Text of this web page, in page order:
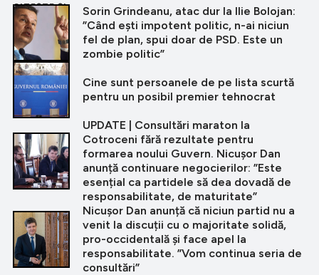
CITEȘTE ȘI
Sorin Grindeanu, atac dur la Ilie Bolojan:
”Când eşti impotent politic, n-ai niciun
fel de plan, spui doar de PSD. Este un
zombie politic”
Cine sunt persoanele de pe lista scurtă
pentru un posibil premier tehnocrat
UPDATE | Consultări maraton la
Cotroceni fără rezultate pentru
formarea noului Guvern. Nicușor Dan
anunță continuare negocierilor: ”Este
esențial ca partidele să dea dovadă de
responsabilitate, de maturitate”
Nicușor Dan anunță că niciun partid nu a
venit la discuții cu o majoritate solidă,
pro-occidentală și face apel la
responsabilitate. ”Vom continua seria de
consultări”